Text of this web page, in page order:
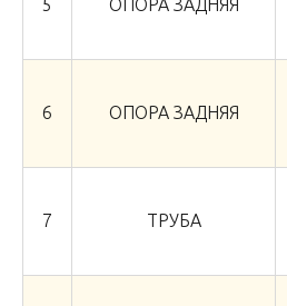
6 ОПОРА ЗАДНЯЯ
7 ТРУБА